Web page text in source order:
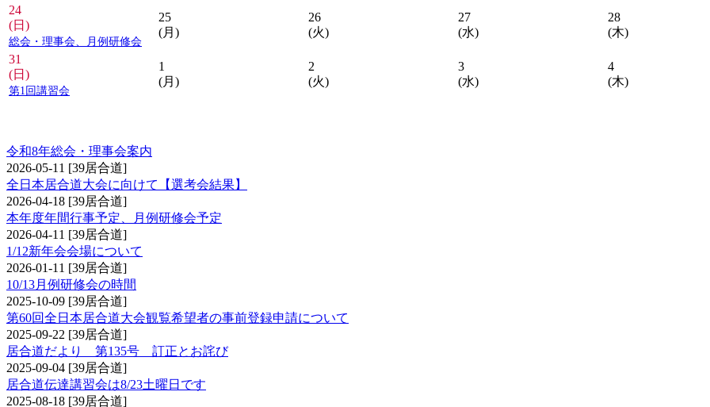
24
(日)
総会・理事会、月例研修会
25
(月)
26
(火)
27
(水)
28
(木)
31
(日)
第1回講習会
1
(月)
2
(火)
3
(水)
4
(木)
令和8年総会・理事会案内
2026-05-11 [39居合道]
全日本居合道大会に向けて【選考会結果】
2026-04-18 [39居合道]
本年度年間行事予定、月例研修会予定
2026-04-11 [39居合道]
1/12新年会会場について
2026-01-11 [39居合道]
10/13月例研修会の時間
2025-10-09 [39居合道]
第60回全日本居合道大会観覧希望者の事前登録申請について
2025-09-22 [39居合道]
居合道だより 第135号 訂正とお詫び
2025-09-04 [39居合道]
居合道伝達講習会は8/23土曜日です
2025-08-18 [39居合道]